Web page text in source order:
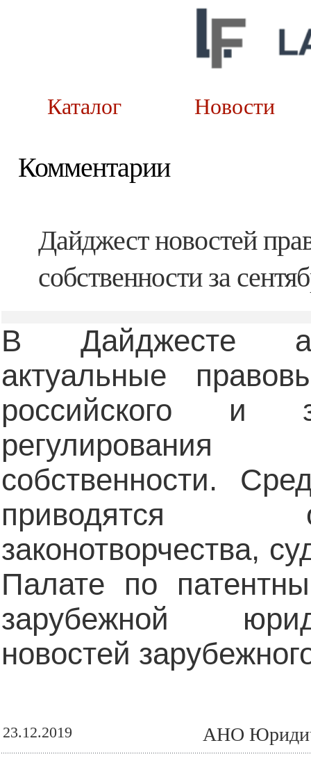
Каталог
Комментарии
Дайджест новостей
собственности за
В Дайджесте
актуальные
российского и
собственности.
приводятся
законотворчества,
Палате по
зарубежной
новостей
23.12.2019 АНО